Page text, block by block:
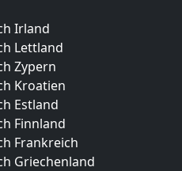
Irland
Lettland
Zypern
Kroatien
Estland
Finnland
Frankreich
Griechenland